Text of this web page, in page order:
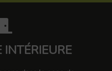
INTÉRIEURE